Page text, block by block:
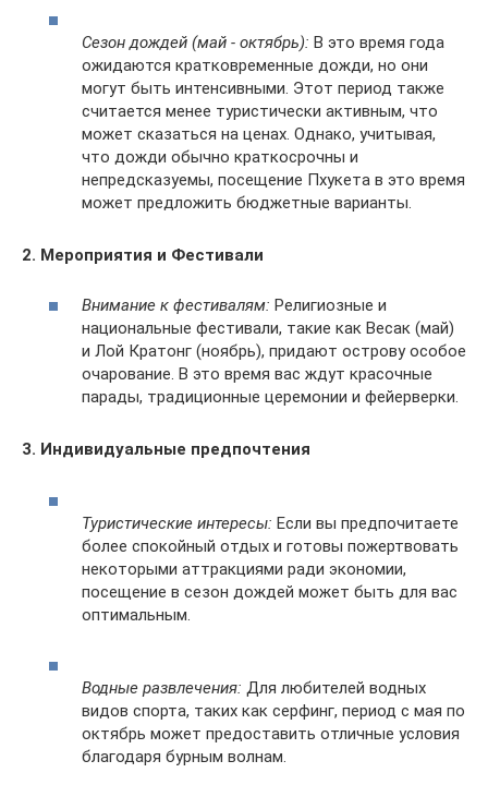
Сезон дождей (май - октябрь): В это время года
ожидаются кратковременные дожди, но они
могут быть интенсивными. Этот период также
считается менее туристически активным, что
может сказаться на ценах. Однако, учитывая,
что дожди обычно краткосрочны и
непредсказуемы, посещение Пхукета в это время
может предложить бюджетные варианты.
2. Мероприятия и Фестивали
Внимание к фестивалям: Религиозные и
национальные фестивали, такие как Весак (май)
и Лой Кратонг (ноябрь), придают острову особое
очарование. В это время вас ждут красочные
парады, традиционные церемонии и фейерверки.
3. Индивидуальные предпочтения
Туристические интересы: Если вы предпочитаете
более спокойный отдых и готовы пожертвовать
некоторыми аттракциями ради экономии,
посещение в сезон дождей может быть для вас
оптимальным.
Водные развлечения: Для любителей водных
видов спорта, таких как серфинг, период с мая по
октябрь может предоставить отличные условия
благодаря бурным волнам.